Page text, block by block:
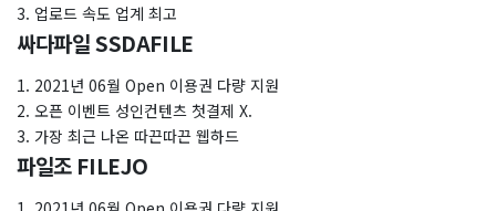
3. 업로드 속도 업계 최고
싸다파일 SSDAFILE
1. 2021년 06월 Open 이용권 다량 지원
2. 오픈 이벤트 성인컨텐츠 첫결제 X.
3. 가장 최근 나온 따끈따끈 웹하드
파일조 FILEJO